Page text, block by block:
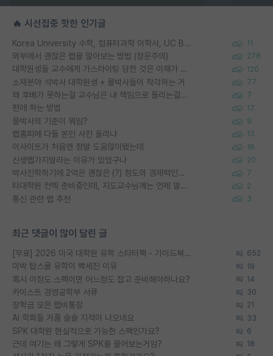
🔥 시선집중 핫한 인기글
Korea University 수학, 컴퓨터과학 이학사, UC Berkeley 산업공학 대학원 공학박사가 되는 것은 쉽지 않겠죠? 11
외부에서 괜찮은 랩을 알아보는 방법 (장문주의) 278
대학원생들 교수에게 가스라이팅 당한 것은 이해가 갑니다. 안타깝네요. 120
소재분야 석박사 대학원생 + 물박사들이 착각하는 거 77
왜 후배가 못하는걸 교수님은 내 책임으로 돌리는걸까요? 7
편애 하는 방법 17
물박사의 기준이 뭐임? 9
랩홈피에 다들 본인 사진 올리냐 13
이사이트가 처음엔 정말 도움많이됐는데 16
신생랩가지말라는 이유가 있었구나 20
박사진학하기에 2억은 괜찮은 (?) 정도의 경제력인가요 7
타대학원 컨텍 준비중인데, 지도교수님께는 언제 말씀드려야 할까요? 2
통신 관련 랩 추천 3
최근 댓글이 많이 달린 글
[무료] 2026 미국 대학원 유학 스타터팩 - 가이드북 & 합격자 컨택메일 템플릿 652
미박 탑스쿨 유학이 빡세진 이유 19
혹시 이정도 스펙이면 어느정도 잡고 준비해야하나요? 14
카이스트 경영공학부 서류 30
장학금 모은 랩비통장 21
AI 학회들 거품 슬슬 지적이 나오네요 33
SPK 대학원 현실적으로 가능한 스펙인가요? 6
근데 여기는 왜 그렇게 SPK를 물어보는거임? 18